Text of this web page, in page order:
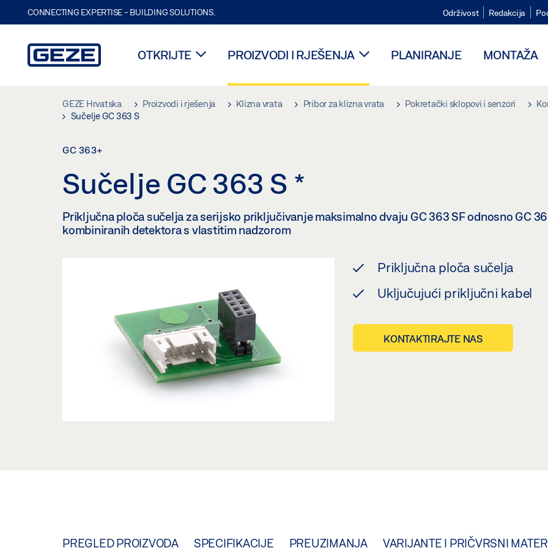
CONNECTING EXPERTISE - BUILDING SOLUTIONS. Održivost Redakcija
OTKRIJTE PROIZVODI I RJEŠENJA PLANIRANJE MONTAŽA
GEZE Hrvatska Proizvodi i rješenja Klizna vrata Pribor za klizna vrata Pokretački sklopovi i senzori
Sučelje GC 363 S
GC 363+
Sučelje GC 363 S *
Priključna ploča sučelja za serijsko priključivanje maksimalno dvaju GC 363 SF odnosno GC
kombiniranih detektora s vlastitim nadzorom
Priključna ploča sučelja
Uključujući priključni kabel
KONTAKTIRAJTE NAS
PREGLED PROIZVODA SPECIFIKACIJE PREUZIMANJA VARIJANTE I PRIČVRSNI